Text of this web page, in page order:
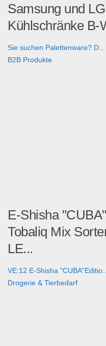
Samsung und
Kühlschränke B-
Sie suchen Palettenware? D...
B2B Produkte
E-Shisha
Tobaliq Mix
LE...
VE:12 E-Shisha "CUBA"Editio...
Drogerie & Tierbedarf